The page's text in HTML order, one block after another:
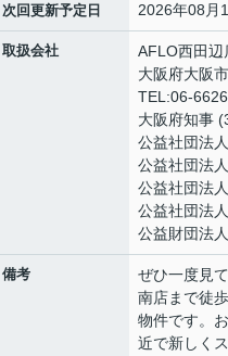
次回更新予定日 2026年08月
取扱会社
AFLO西田辺
大阪府大阪
TEL:06-
大阪府知事
公益社団法
公益社団法
公益社団法
公益社団法
公益財団法
備考
ぜひ一度見
南店まで徒
物件です。
近で新しく